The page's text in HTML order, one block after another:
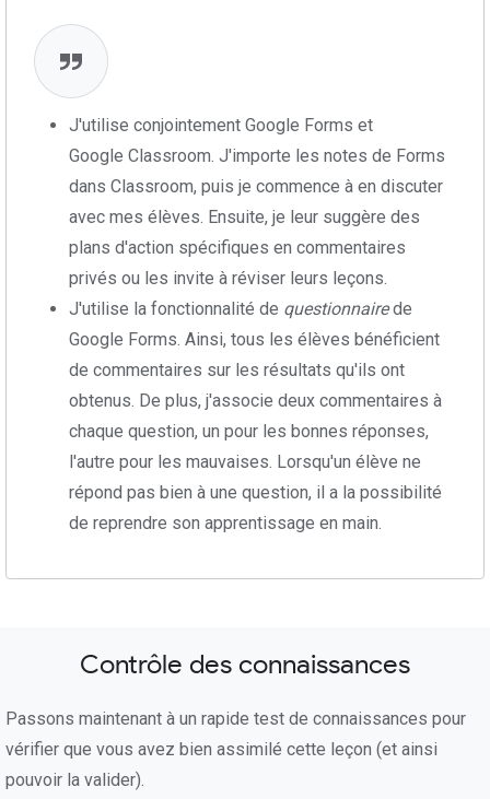
J'utilise conjointement Google Forms et
Google Classroom. J'importe les notes de Forms
dans Classroom, puis je commence à en discuter
avec mes élèves. Ensuite, je leur suggère des
plans d'action spécifiques en commentaires
privés ou les invite à réviser leurs leçons.
J'utilise la fonctionnalité de questionnairede
Google Forms. Ainsi, tous les élèves bénéficient
de commentaires sur les résultats qu'ils ont
obtenus. De plus, j'associe deux commentaires à
chaque question, un pour les bonnes réponses,
l'autre pour les mauvaises. Lorsqu'un élève ne
répond pas bien à une question, il a la possibilité
de reprendre son apprentissage en main.
Contrôle des connaissances
Passons maintenant à un rapide test de connaissances pour
vérifier que vous avez bien assimilé cette leçon (et ainsi
pouvoir la valider).